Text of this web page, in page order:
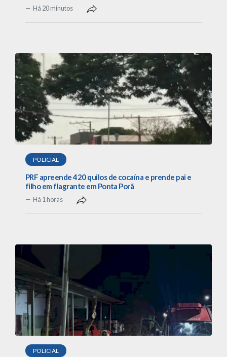
Há 20 minutos
POLICIAL
PRF apreende 420 quilos de cocaína e prende pai e
filho em flagrante em Ponta Porã
Há 1 horas
POLICIAL